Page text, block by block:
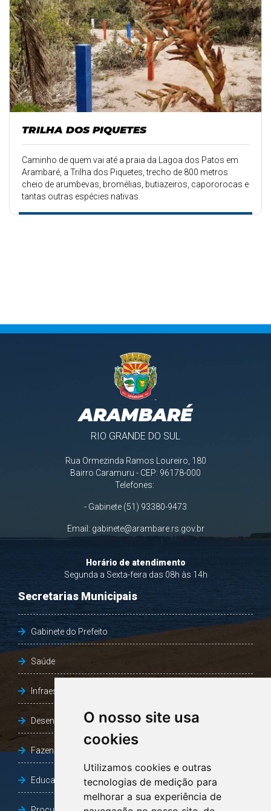
O nosso site usa
cookies
Utilizamos cookies e outras
tecnologias de medição para
melhorar a sua experiência de
TRILHA DOS PIQUETES
Caminho de quem vai até a praia da Lagoa dos Patos em
Arambaré, a Trilha dos Piquetes, trecho de 800 metros
cheio de arumbevas, bromélias, butiazeiros, capororocas e
tantas outras espécies nativas.
ARAMBARÉ
RIO GRANDE DO SUL
Rua Ormezinda Ramos Loureiro, 180
Bairro Caramuru - CEP: 96178-000
Telefones:
- Gabinete (51) 93380-9473
Email: gabinete@arambare.rs.gov.br
Horário de atendimento
Segunda a Sexta-feira das 08h às 14h
Secretarias Municipais
Gabinete do Prefeito
Saúde
Infraestrutura, Agricultura e Meio Ambiente
Desenvolvimento Social
Fazenda e Desenvolvimento Econômico
Educação